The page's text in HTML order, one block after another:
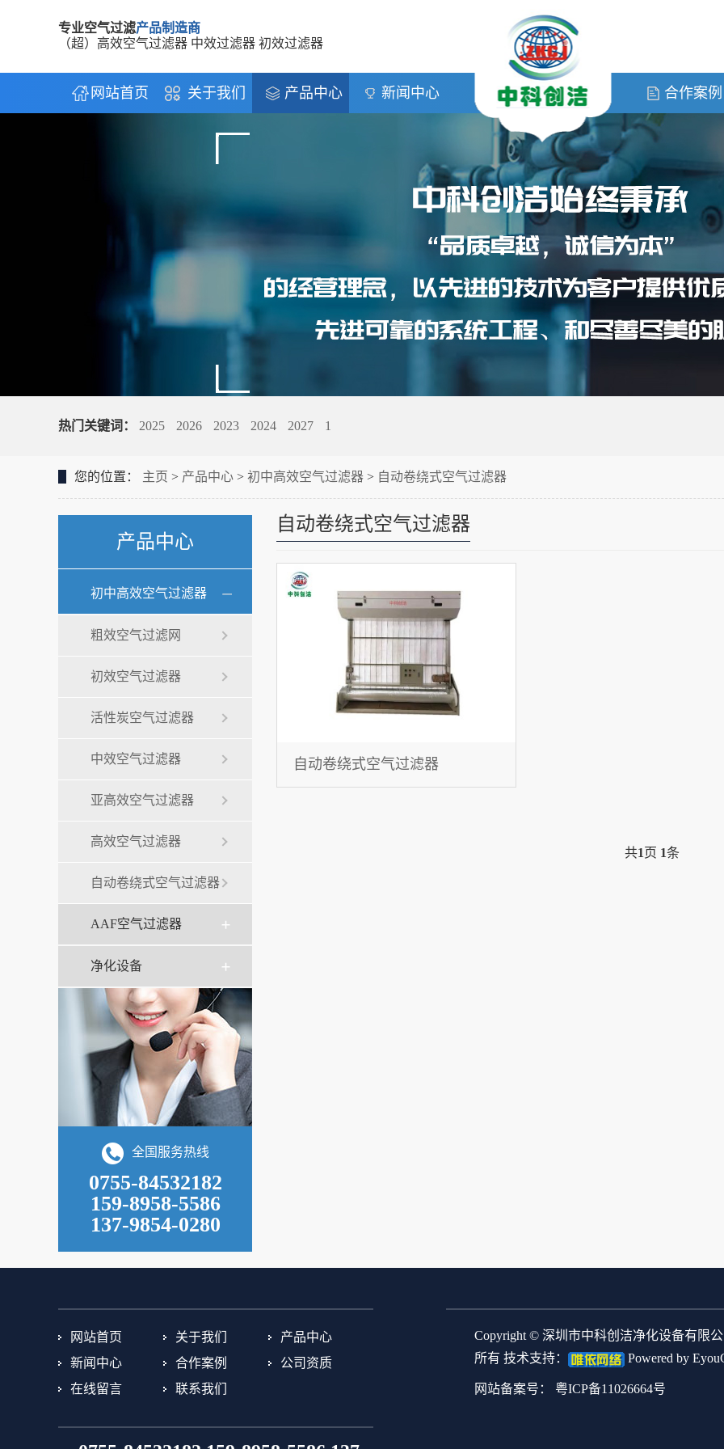
专业空气过滤产品制造商
（超）高效空气过滤器 中效过滤器 初效过滤器
网站首页 关于我们 产品中心 新闻中心 合作案例
热门关键词： 2025 2026 2023 2024 2027 1
您的位置： 主页 > 产品中心 > 初中高效空气过滤器 > 自动卷绕式空气过滤器
产品中心
初中高效空气过滤器
粗效空气过滤网
初效空气过滤器
活性炭空气过滤器
中效空气过滤器
亚高效空气过滤器
高效空气过滤器
自动卷绕式空气过滤器
AAF空气过滤器
净化设备
全国服务热线
0755-84532182
159-8958-5586
137-9854-0280
自动卷绕式空气过滤器
自动卷绕式空气过滤器
共1 页 1条
网站首页 关于我们
产品中心
新闻中心
合作案例
公司资质
在线留言
联系我们
Copyright © 深圳市中科创洁净化设备有限
所有 技术支持：
Powered by
网站备案号： 粤ICP备11026664号